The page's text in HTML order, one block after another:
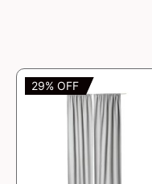
29% OFF